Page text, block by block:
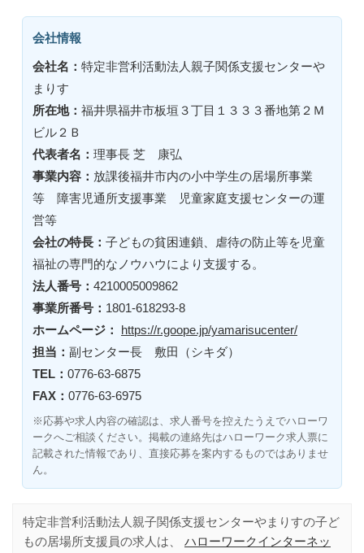
会社情報
会社名： 特定非営利活動法人親子関係支援センターや
まりす
所在地： 福井県福井市板垣３丁目１３３３番地第２Ｍ
ビル２Ｂ
代表者名： 理事長 芝 康弘
事業内容： 放課後福井市内の小中学生の居場所事業
等 障害児通所支援事業 児童家庭支援センターの運
営等
会社の特長： 子どもの貧困連鎖、虐待の防止等を児童
福祉の専門的なノウハウにより支援する。
法人番号： 4210005009862
事業所番号： 1801-618293-8
ホームページ：
https://r.goope.jp/yamarisucenter/
担当： 副センター長 敷田（シキダ）
TEL： 0776-63-6875
FAX： 0776-63-6975
※応募や求人内容の確認は、求人番号を控えたうえでハローワ
ークへご相談ください。掲載の連絡先はハローワーク求人票に
記載された情報であり、直接応募を案内するものではありませ
ん。
特定非営利活動法人親子関係支援センターやまりすの子ど
もの居場所支援員の求人は、 ハローワークインターネッ